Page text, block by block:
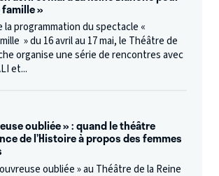
famille »
la programmation du spectacle «
» du 16 avril au 17 mai, le Théâtre de
organise une série de rencontres avec
et...
oubliée » : quand le théâtre
de l’Histoire à propos des femmes
oubliée » au Théâtre de la Reine